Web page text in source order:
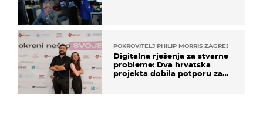
POKROVITELJ PHILIP MORRIS ZAGREB
Digitalna rješenja za stvarne
probleme: Dva hrvatska
projekta dobila potporu za